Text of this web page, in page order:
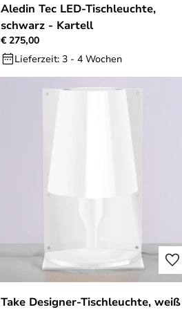
Aledin Tec LED-Tischleuchte,
schwarz - Kartell
€ 275,00
Lieferzeit: 3 - 4 Wochen
Take Designer-Tischleuchte, weiß